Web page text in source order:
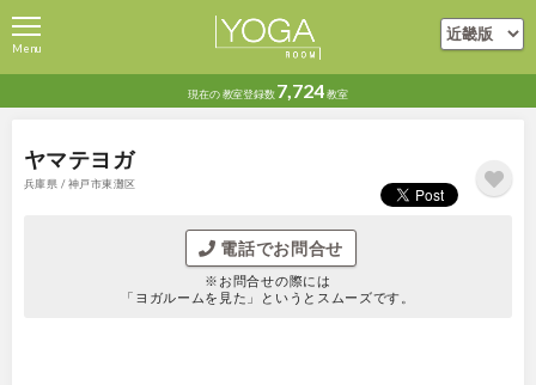
現在の教室登録数 7,724教室
Menu
ヤマテヨガ
兵庫県 / 神戸市東灘区
電話でお問合せ
※お問合せの際には
「ヨガルームを見た」というとスムーズです。